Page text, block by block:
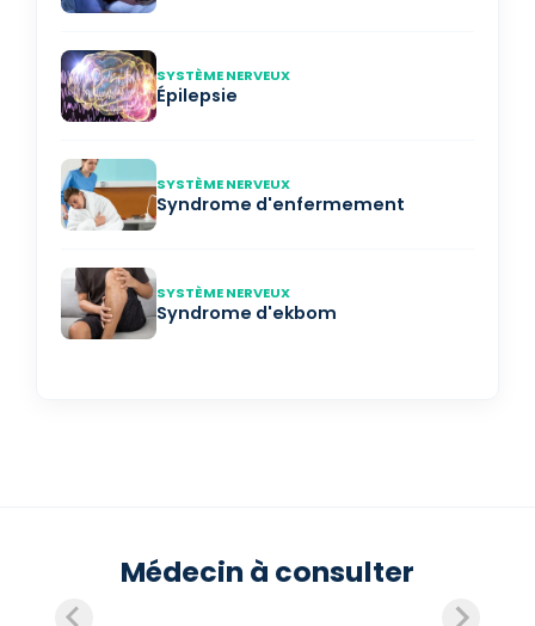
SYSTÈME NERVEUX
Épilepsie
SYSTÈME NERVEUX
Syndrome d'enfermement
SYSTÈME NERVEUX
Syndrome d'ekbom
Médecin à consulter